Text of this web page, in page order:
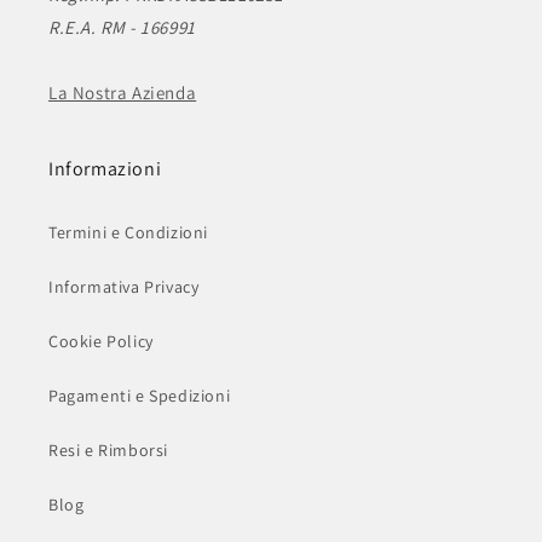
R.E.A. RM - 166991
La Nostra Azienda
Informazioni
Termini e Condizioni
Informativa Privacy
Cookie Policy
Pagamenti e Spedizioni
Resi e Rimborsi
Blog